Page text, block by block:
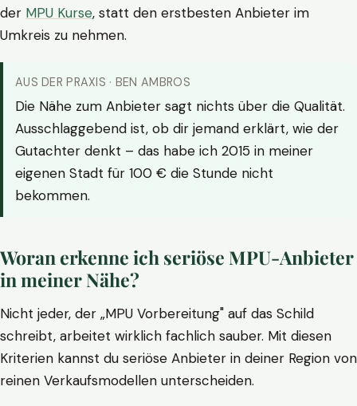
der MPU Kurse, statt den erstbesten Anbieter im
Umkreis zu nehmen.
AUS DER PRAXIS · BEN AMBROS
Die Nähe zum Anbieter sagt nichts über die Qualität.
Ausschlaggebend ist, ob dir jemand erklärt, wie der
Gutachter denkt – das habe ich 2015 in meiner
eigenen Stadt für 100 € die Stunde nicht
bekommen.
Woran erkenne ich seriöse MPU-Anbieter
in meiner Nähe?
Nicht jeder, der „MPU Vorbereitung" auf das Schild
schreibt, arbeitet wirklich fachlich sauber. Mit diesen
Kriterien kannst du seriöse Anbieter in deiner Region von
reinen Verkaufsmodellen unterscheiden.